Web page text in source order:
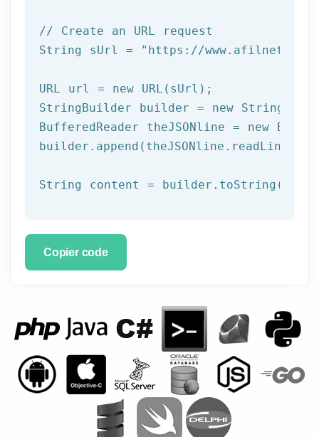
// Create an URL request
String sUrl =
"https://
URL url = new URL(sUrl);
StringBuilder builder = new
BufferedReader theJSONline = new
builder.append(theJSONline.readLine());
Copier code